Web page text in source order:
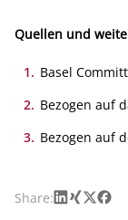
Quellen und
1. Basel
2. Bezogen auf
3. Bezogen auf
Share:LinkedIn
Xing
X